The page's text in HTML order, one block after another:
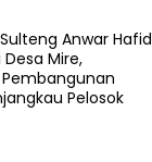
Anwar Hafid
Mire,
Pelosok